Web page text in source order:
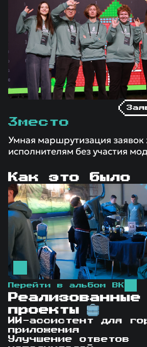
3место
Умная маршрутизация заявок
исполнителям без участия
Как это было
Перейти в альбом ВК
Реализованные
проекты
ИИ-ассистент для
приложения
Улучшение ответов